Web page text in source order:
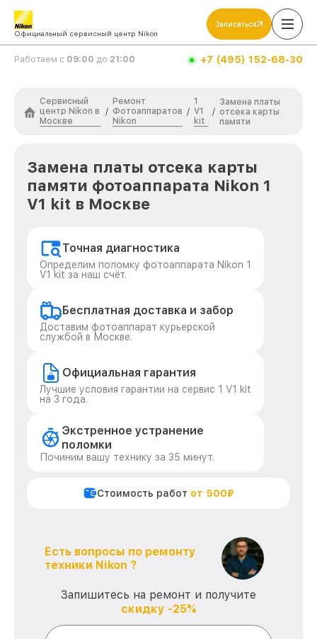
Официальный сервисный центр Nikon
Записаться
Работаем с 09:00 до 21:00 +7 (495) 152-68-30
Сервисный
центр Nikon в
Москве
/
Ремонт
Фотоаппаратов
Nikon
/
1
V1
kit
/
Замена платы
отсека карты
памяти
Замена платы отсека карты
памяти фотоаппарата Nikon 1
V1 kit в Москве
Точная диагностика
Определим поломку фотоаппарата Nikon 1
V1 kit за наш счёт.
Бесплатная доставка и забор
Доставим фотоаппарат курьерской
службой в Москве.
Официальная гарантия
Лучшие условия гарантии на сервис 1 V1 kit
на 3 года.
Экстренное устранение
поломки
Починим вашу технику за 35 минут.
Стоимость работ от 500₽
Есть вопросы по ремонту
техники Nikon ?
Запишитесь на ремонт и получите
скидку -25%